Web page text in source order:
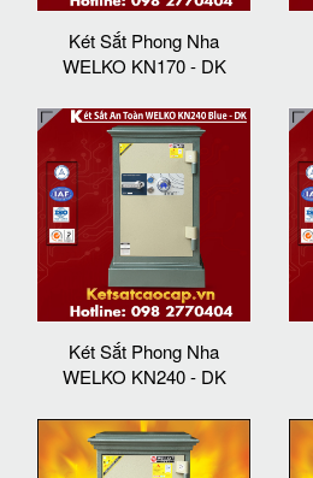
Két Sắt Phong Nha
WELKO KN170 - DK
Két Sắt Phong Nha
WELKO KN240 - DK